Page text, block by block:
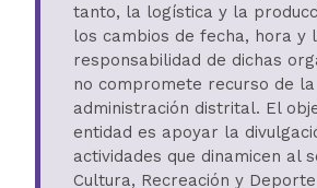
tanto, la logística y la
los cambios de fecha, hora y
responsabilidad de dichas
no compromete recurso de la
administración distrital. El
entidad es apoyar la
actividades que dinamicen al
Cultura, Recreación y